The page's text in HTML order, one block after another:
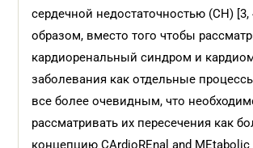
сердечной недостаточностью (СН) [3,
образом, вместо того чтобы
кардиоренальный синдром и
заболевания как отдельные
все более очевидным, что
рассматривать их пересечения как
концепцию CArdioREnal and MEtabolic